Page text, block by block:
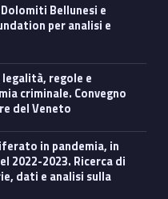
per analisi e
criminale. Convegno
del Veneto
2022-2023. Ricerca di
dati e analisi sulla